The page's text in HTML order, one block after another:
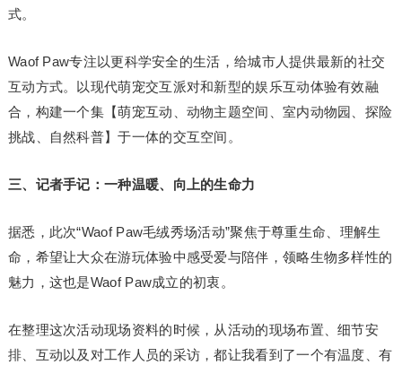
式。
Waof Paw专注以更科学安全的生活，给城市人提供最新的社交
互动方式。以现代萌宠交互派对和新型的娱乐互动体验有效融
合，构建一个集【萌宠互动、动物主题空间、室内动物园、探险
挑战、自然科普】于一体的交互空间。
三、记者手记：一种温暖、向上的生命力
据悉，此次“Waof Paw毛绒秀场活动”聚焦于尊重生命、理解生
命，希望让大众在游玩体验中感受爱与陪伴，领略生物多样性的
魅力，这也是Waof Paw成立的初衷。
在整理这次活动现场资料的时候，从活动的现场布置、细节安
排、互动以及对工作人员的采访，都让我看到了一个有温度、有